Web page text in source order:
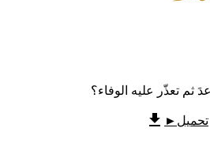
ثم تعذّر عليه الوفاء؟
تحميل ►